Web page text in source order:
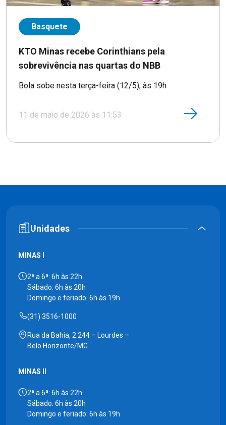
Basquete
KTO Minas recebe Corinthians pela
sobrevivência nas quartas do NBB
Bola sobe nesta terça-feira (12/5), às 19h
11 de maio de 2026 às 11:53
Unidades
MINAS I
2ª a 6ª: 6h às 22h
Sábado: 6h às 20h
Domingo e feriado: 6h às 19h
(31) 3516-1000
Rua da Bahia, 2.244 – Lourdes –
Belo Horizonte/MG
MINAS II
2ª a 6ª: 6h às 22h
Sábado: 6h às 20h
Domingo e feriado: 6h às 19h